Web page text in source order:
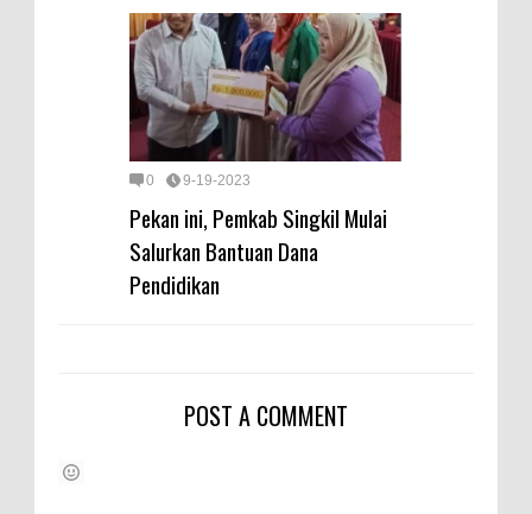
0 9-19-2023
Pekan ini, Pemkab Singkil Mulai
Salurkan Bantuan Dana
Pendidikan
POST A COMMENT